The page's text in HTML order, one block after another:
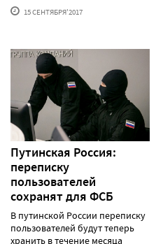
15 СЕНТЯБРЯ'2017
Путинская Россия:
переписку
пользователей
сохранят для ФСБ
В путинской России переписку
пользователей будут теперь
хранить в течение месяца